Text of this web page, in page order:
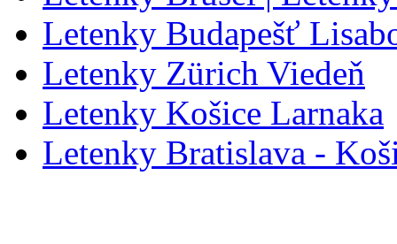
Letenky Budapešť
Letenky Zürich Viedeň
Letenky Košice Larnaka
Letenky Bratislava -